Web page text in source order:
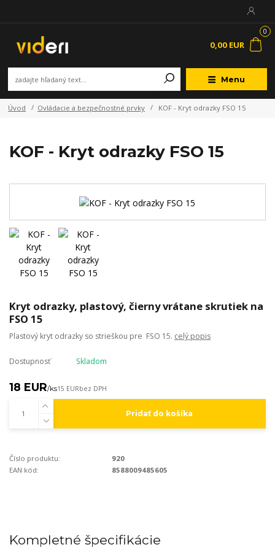
Menu
0
0,00 EUR
Úvod Ovládacie a bezpečnostné prvky KOF - Kryt odrazky FSO 15
KOF - Kryt odrazky FSO 15
Kryt odrazky, plastový, čierny vrátane skrutiek na
FSO 15
Plastový kryt odrazky so strieškou pre FSO 15. celý popis
Dostupnosť Skladom
18 EUR/ks15 EURbez DPH
Pridať do košíka
Číslo produktu:
920
EAN kód:
8588009485605
Kompletné špecifikácie